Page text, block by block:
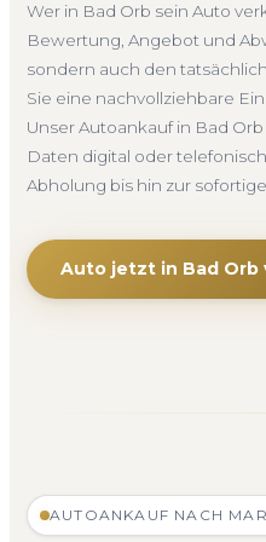
verbindliches
4.800 zufriedene
Seit 2010 4.800+
Wer in Bad Orb sein Auto
Bewertung, Angebot und
sondern auch den
Sie eine nachvollziehbare
Unser Autoankauf in Bad
Daten digital oder
Abholung bis hin zur
Auto jetzt in Bad Orb
AUTOANKAUF NACH